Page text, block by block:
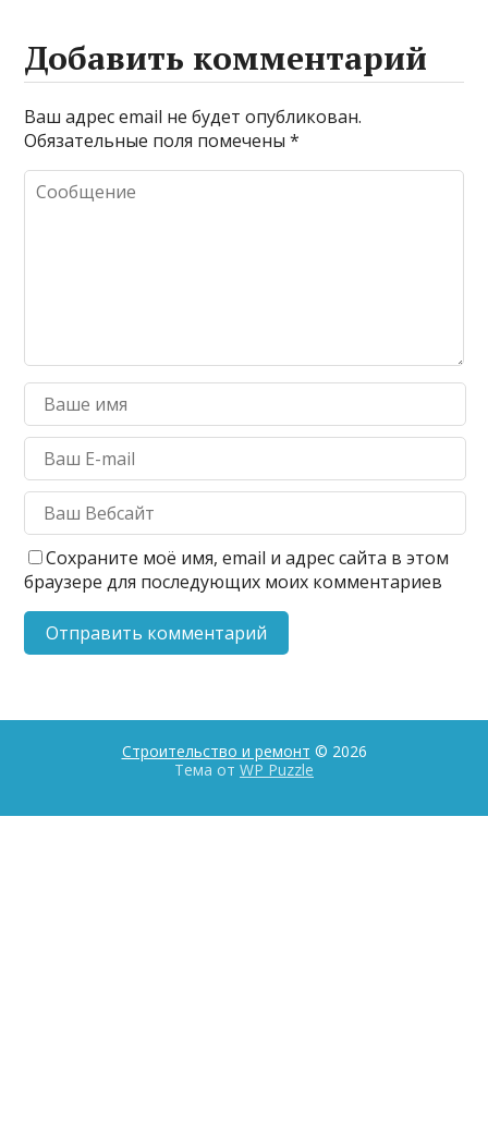
Добавить комментарий
Ваш адрес email не будет опубликован.
Обязательные поля помечены*
Сохраните моё имя, email и адрес сайта в этом
браузере для последующих моих комментариев
Строительство и ремонт © 2026
Тема от WP Puzzle